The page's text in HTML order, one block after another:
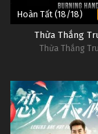
Hoàn Tất (18/18)
Thừa Thắng
Thừa Thắng